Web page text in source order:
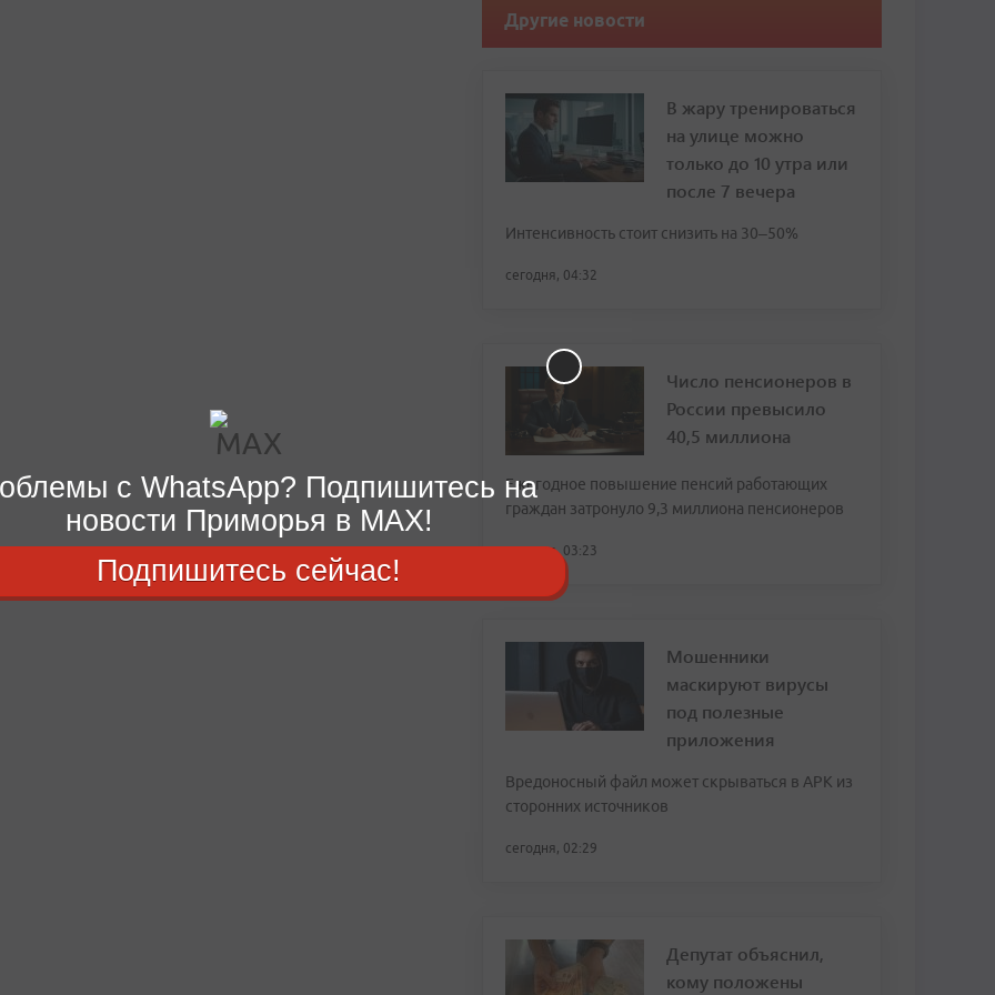
Другие новости
В жару тренироваться
на улице можно
только до 10 утра или
после 7 вечера
Интенсивность стоит снизить на 30–50%
сегодня, 04:32
Число пенсионеров в
России превысило
40,5 миллиона
Ежегодное повышение пенсий работающих
граждан затронуло 9,3 миллиона пенсионеров
сегодня, 03:23
Мошенники
маскируют вирусы
под полезные
приложения
Вредоносный файл может скрываться в APK из
сторонних источников
сегодня, 02:29
Депутат объяснил,
кому положены
с WhatsApp? Подпишитесь на
новости Приморья в MAX!
Подпишитесь сейчас!